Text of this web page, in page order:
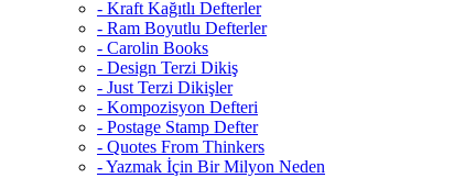
- Kraft Kağıtlı Defterler
- Ram Boyutlu Defterler
- Carolin Books
- Design Terzi Dikiş
- Just Terzi Dikişler
- Kompozisyon Defteri
- Postage Stamp Defter
- Quotes From Thinkers
- Yazmak İçin Bir Milyon Neden